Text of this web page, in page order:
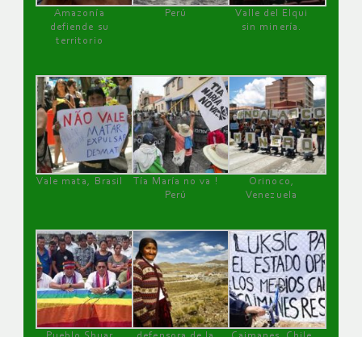
Amazonía
defiende su
territorio
Perú
Valle del Elqui
sin minería.
Vale mata, Brasil
Tía María no va !
Perú
Orinoco,
Venezuela